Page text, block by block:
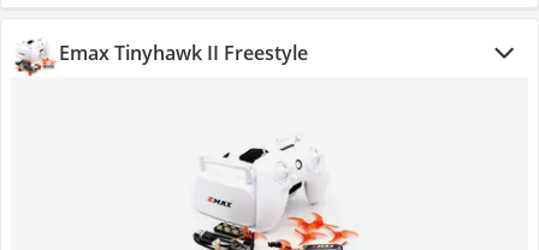
Emax Tinyhawk II Freestyle